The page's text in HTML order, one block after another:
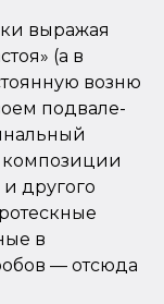
выражая
(а в
возню
подвале-
композиции
другого
в
— отсюда